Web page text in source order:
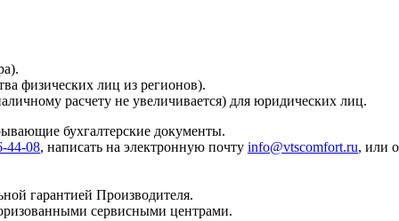
физических лиц из регионов).
расчету не увеличивается) для юридических лиц.
бухгалтерские документы.
44-08, написать на электронную почту info@vtscomfort.ru, или
гарантией Производителя.
сервисными центрами.